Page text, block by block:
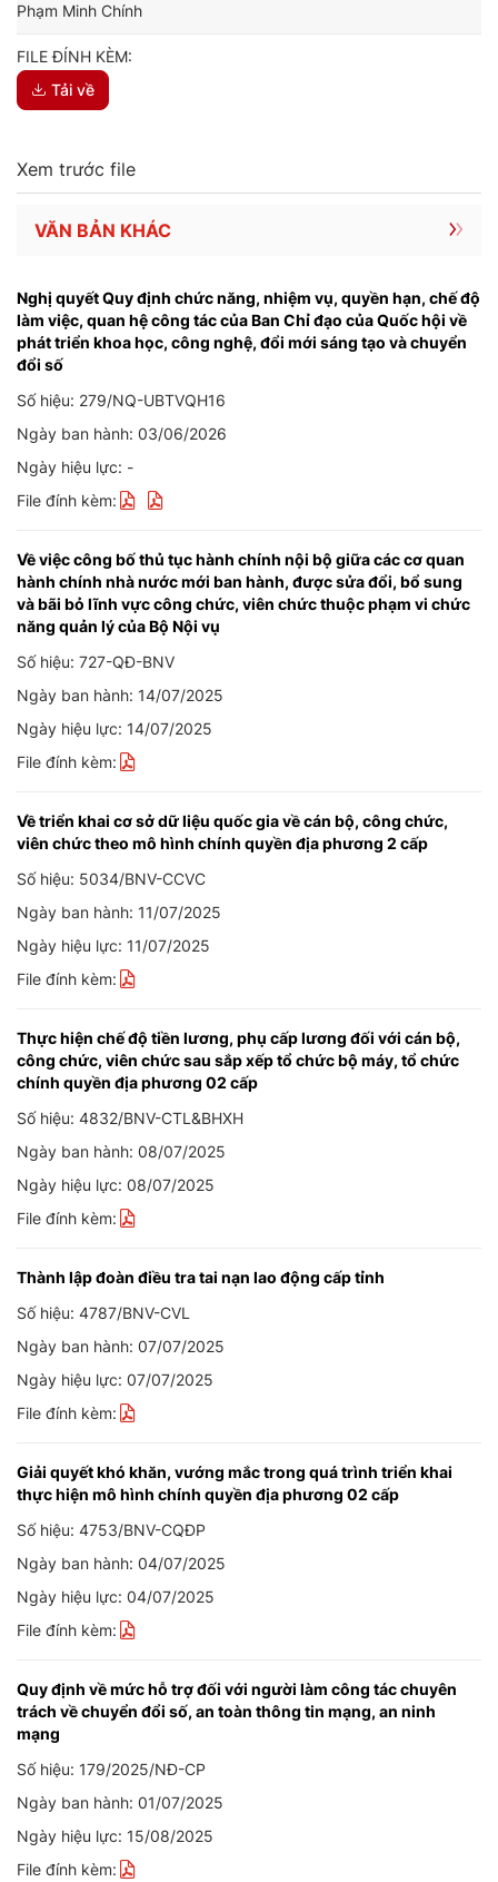
Phạm Minh Chính
FILE ĐÍNH KÈM:
Tải về
Xem trước file
VĂN BẢN KHÁC
Nghị quyết Quy định chức năng, nhiệm vụ, quyền hạn, chế độ
làm việc, quan hệ công tác của Ban Chỉ đạo của Quốc hội về
phát triển khoa học, công nghệ, đổi mới sáng tạo và chuyển
đổi số
Số hiệu: 279/NQ-UBTVQH16
Ngày ban hành: 03/06/2026
Ngày hiệu lực: -
File đính kèm:
Về việc công bố thủ tục hành chính nội bộ giữa các cơ quan
hành chính nhà nước mới ban hành, được sửa đổi, bổ sung
và bãi bỏ lĩnh vực công chức, viên chức thuộc phạm vi chức
năng quản lý của Bộ Nội vụ
Số hiệu: 727-QĐ-BNV
Ngày ban hành: 14/07/2025
Ngày hiệu lực: 14/07/2025
File đính kèm:
Về triển khai cơ sở dữ liệu quốc gia về cán bộ, công chức,
viên chức theo mô hình chính quyền địa phương 2 cấp
Số hiệu: 5034/BNV-CCVC
Ngày ban hành: 11/07/2025
Ngày hiệu lực: 11/07/2025
File đính kèm:
Thực hiện chế độ tiền lương, phụ cấp lương đối với cán bộ,
công chức, viên chức sau sắp xếp tổ chức bộ máy, tổ chức
chính quyền địa phương 02 cấp
Số hiệu: 4832/BNV-CTL&BHXH
Ngày ban hành: 08/07/2025
Ngày hiệu lực: 08/07/2025
File đính kèm:
Thành lập đoàn điều tra tai nạn lao động cấp tỉnh
Số hiệu: 4787/BNV-CVL
Ngày ban hành: 07/07/2025
Ngày hiệu lực: 07/07/2025
File đính kèm:
Giải quyết khó khăn, vướng mắc trong quá trình triển khai
thực hiện mô hình chính quyền địa phương 02 cấp
Số hiệu: 4753/BNV-CQĐP
Ngày ban hành: 04/07/2025
Ngày hiệu lực: 04/07/2025
File đính kèm:
Quy định về mức hỗ trợ đối với người làm công tác chuyên
trách về chuyển đổi số, an toàn thông tin mạng, an ninh
mạng
Số hiệu: 179/2025/NĐ-CP
Ngày ban hành: 01/07/2025
Ngày hiệu lực: 15/08/2025
File đính kèm: